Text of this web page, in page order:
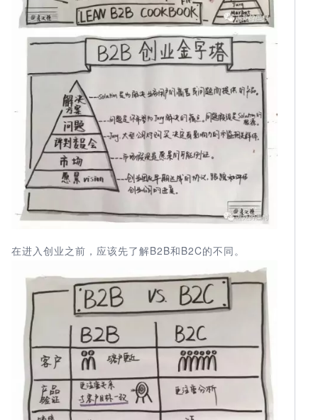
在进入创业之前，应该先了解B2B和B2C的不同。